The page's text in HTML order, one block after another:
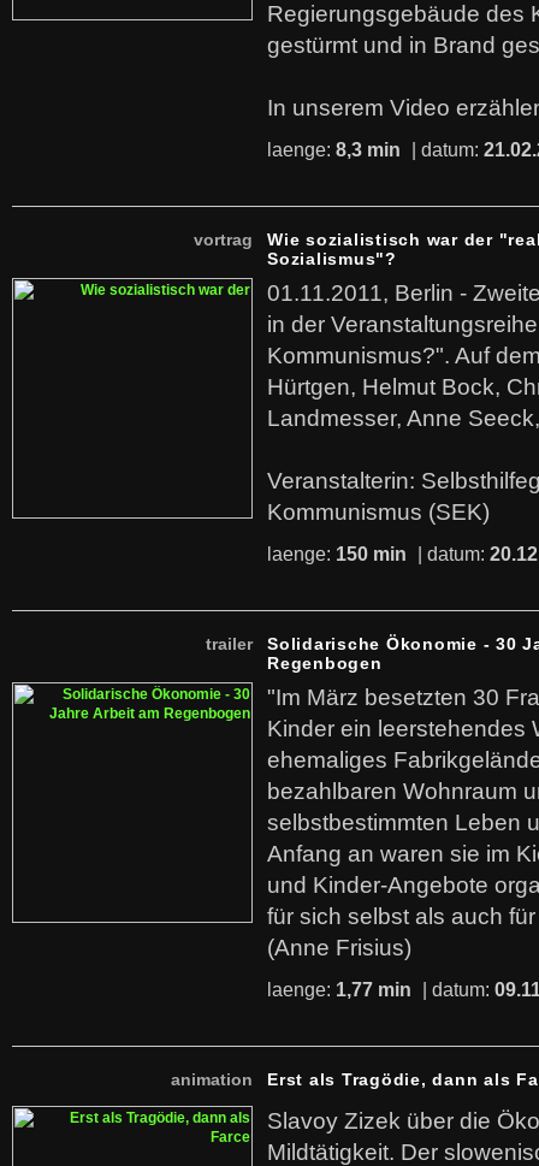
Regierungsgebäude des
gestürmt und in Brand
In unserem Video
laenge: 8,3 min | datum:
vortrag
Wie sozialistisch war der
Sozialismus"?
01.11.2011, Berlin -
in der
Kommunismus?". Auf
Hürtgen, Helmut Bock,
Landmesser, Anne
Veranstalterin:
Kommunismus (SEK)
laenge: 150 min | datum:
trailer
Solidarische Ökonomie - 30
Regenbogen
"Im März besetzten 30
Kinder ein leerstehendes
ehemaliges
bezahlbaren Wohnraum
selbstbestimmten Leben
Anfang an waren sie im
und Kinder-Angebote
für sich selbst als auch
(Anne Frisius)
laenge: 1,77 min | datum:
animation Erst als Tragödie, dann als
Slavoy Zizek über die
Mildtätigkeit. Der